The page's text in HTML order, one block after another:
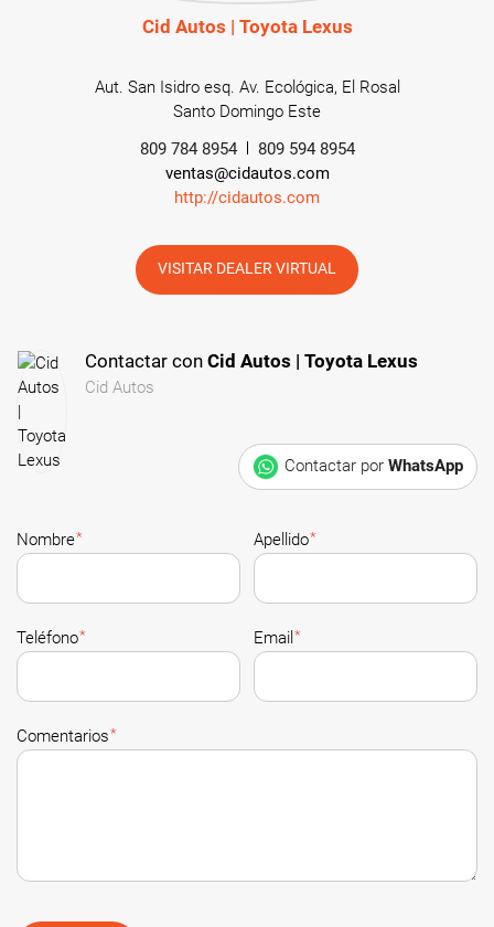
Cid Autos | Toyota Lexus
Aut. San Isidro esq. Av. Ecológica, El Rosal
Santo Domingo Este
809 784 8954
809 594 8954
ventas@cidautos.com
http://cidautos.com
VISITAR DEALER VIRTUAL
Contactar con Cid Autos | Toyota Lexus
Cid Autos
Contactar por WhatsApp
Nombre* Apellido*
Teléfono* Email *
Comentarios*